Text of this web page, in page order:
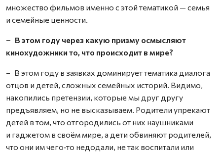
множество фильмов именно с этой тематикой — семья
и семейные ценности.
– В этом году через какую призму осмысляют
кинохудожники то, что происходит в мире?
– В этом году в заявках доминирует тематика диалога
отцов и детей, сложных семейных историй. Видимо,
накопились претензии, которые мы друг другу
предъявляем, но не высказываем. Родители упрекают
детей в том, что отгородились от них наушниками
и гаджетом в своём мире, а дети обвиняют родителей,
что они им чего‑то недодали, не так воспитали или